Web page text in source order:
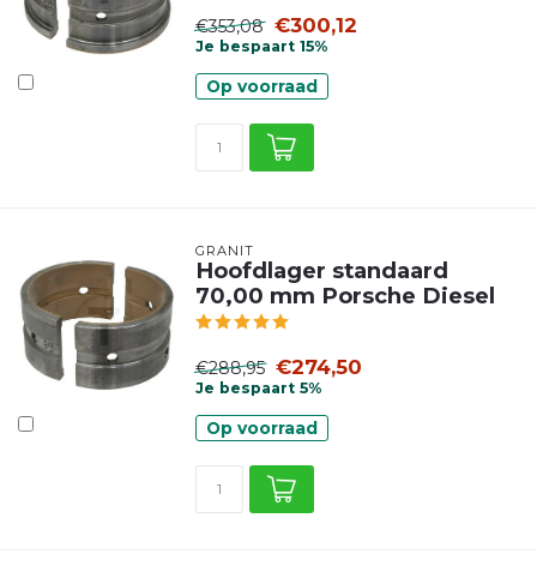
€353,08 €300,12
Je bespaart 15%
Op voorraad
GRANIT
Hoofdlager standaard
70,00 mm Porsche Diesel
€288,95 €274,50
Je bespaart 5%
Op voorraad